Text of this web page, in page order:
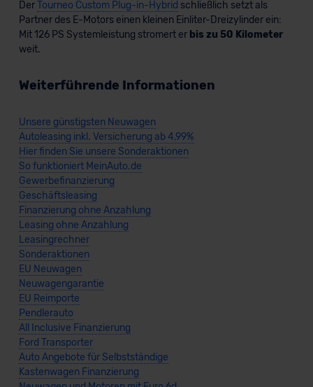
DerTourneo Custom Plug-in-Hybrid schließlich setzt als
Partner des E-Motors einen kleinen Einliter-Dreizylinder ein:
Mit 126 PS Systemleistung stromert er bis zu 50 Kilometer
weit.
Weiterführende Informationen
Unsere günstigsten Neuwagen
Autoleasing inkl. Versicherung ab 4,99%
Hier finden Sie unsere Sonderaktionen
So funktioniert MeinAuto.de
Gewerbefinanzierung
Geschäftsleasing
Finanzierung ohne Anzahlung
Leasing ohne Anzahlung
Leasingrechner
Sonderaktionen
EU Neuwagen
Neuwagengarantie
EU Reimporte
Pendlerauto
All Inclusive Finanzierung
Ford Transporter
Auto Angebote für Selbstständige
Kastenwagen Finanzierung